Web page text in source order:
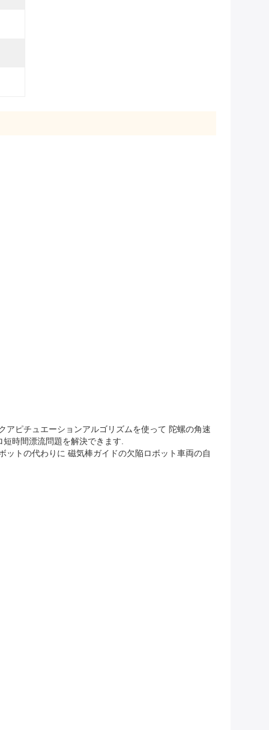
ピチュエーションアルゴリズムを使って 陀螺の角速
時間漂流問題を解決できます.
トの代わりに 磁気棒ガイドの欠陥ロボット車両の自